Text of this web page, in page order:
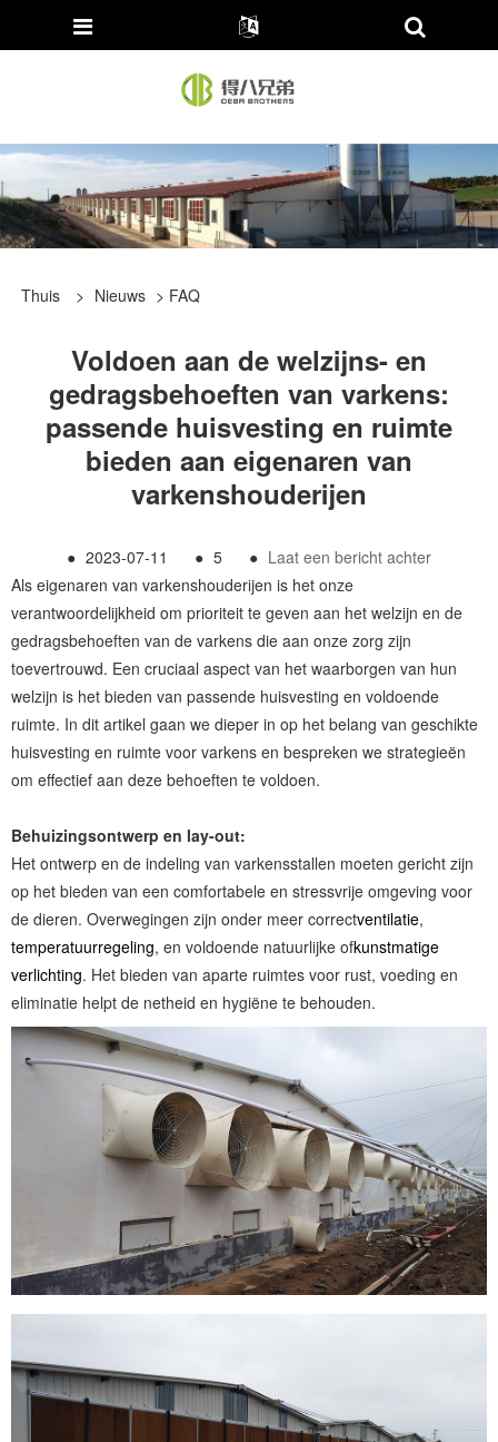
Thuis > Nieuws > FAQ
Voldoen aan de welzijns- en
gedragsbehoeften van varkens:
passende huisvesting en ruimte
bieden aan eigenaren van
varkenshouderijen
● 2023-07-11 ● 5 ● Laat een bericht achter
Als eigenaren van varkenshouderijen is het onze
verantwoordelijkheid om prioriteit te geven aan het welzijn en de
gedragsbehoeften van de varkens die aan onze zorg zijn
toevertrouwd. Een cruciaal aspect van het waarborgen van hun
welzijn is het bieden van passende huisvesting en voldoende
ruimte. In dit artikel gaan we dieper in op het belang van geschikte
huisvesting en ruimte voor varkens en bespreken we strategieën
om effectief aan deze behoeften te voldoen.
Behuizingsontwerp en lay-out:
Het ontwerp en de indeling van varkensstallen moeten gericht zijn
op het bieden van een comfortabele en stressvrije omgeving voor
de dieren. Overwegingen zijn onder meer correctventilatie,
temperatuurregeling, en voldoende natuurlijke ofkunstmatige
verlichting. Het bieden van aparte ruimtes voor rust, voeding en
eliminatie helpt de netheid en hygiëne te behouden.